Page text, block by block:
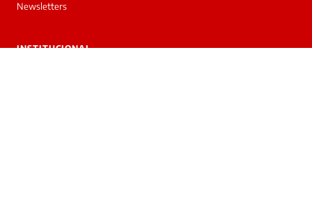
Newsletters
INSTITUCIONAL